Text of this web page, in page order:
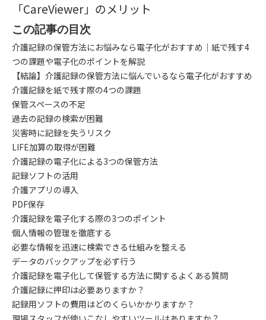
「CareViewer」のメリット
この記事の目次
介護記録の保管方法にお悩みなら電子化がおすすめ｜紙で残す4
つの課題や電子化のポイントを解説
【結論】介護記録の保管方法に悩んでいるなら電子化がおすすめ
介護記録を紙で残す際の4つの課題
保管スペースの不足
過去の記録の検索が困難
災害時に記録を失うリスク
LIFE加算の取得が困難
介護記録の電子化による3つの保管方法
記録ソフトの活用
介護アプリの導入
PDF保存
介護記録を電子化する際の3つのポイント
個人情報の管理を徹底する
必要な情報を迅速に検索できる仕組みを整える
データのバックアップを必ず行う
介護記録を電子化して保管する方法に関するよくある質問
介護記録に押印は必要ありますか？
記録用ソフトの費用はどのくらいかかりますか？